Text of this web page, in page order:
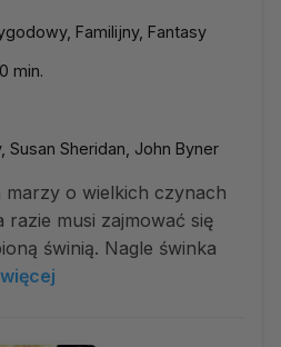
Familijny, Fantasy
min.
Susan Sheridan, John Byner
marzy o wielkich czynach
musi zajmować się
świnią. Nagle świnka
więcej